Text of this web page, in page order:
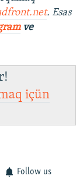
. Esas
ve
içün
Follow us